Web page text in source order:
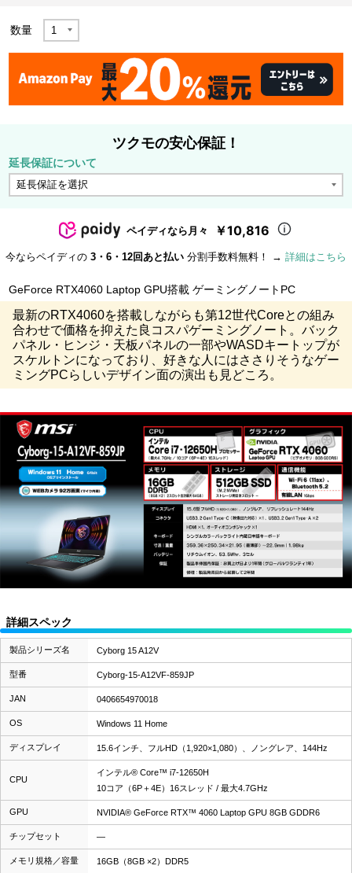
数量
ツクモの安心保証！
延長保証について
ペイディなら月々 ￥10,816
今ならペイディの 3・6・12回あと払い 分割手数料無料！ → 詳細はこちら
GeForce RTX4060 Laptop GPU搭載 ゲーミングノートPC
最新のRTX4060を搭載しながらも第12世代Coreとの組み
合わせで価格を抑えた良コスパゲーミングノート。バック
パネル・ヒンジ・天板パネルの一部やWASDキートップが
スケルトンになっており、好きな人にはささりそうなゲー
ミングPCらしいデザイン面の演出も見どころ。
詳細スペック
製品シリーズ名 Cyborg 15 A12V
型番 Cyborg-15-A12VF-859JP
JAN 0406654970018
OS Windows 11 Home
ディスプレイ 15.6インチ、フルHD（1,920×1,080）、ノングレア、144Hz
CPU
インテル® Core™ i7-12650H
10コア（6P＋4E）16スレッド / 最大4.7GHz
GPU NVIDIA® GeForce RTX™ 4060 Laptop GPU 8GB GDDR6
チップセット ―
メモリ規格／容量 16GB（8GB ×2）DDR5